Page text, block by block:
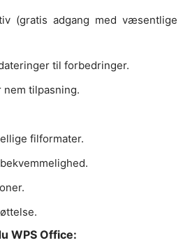
(gratis adgang med væsentlige
til forbedringer.
nem tilpasning.
filformater.
WPS Office: